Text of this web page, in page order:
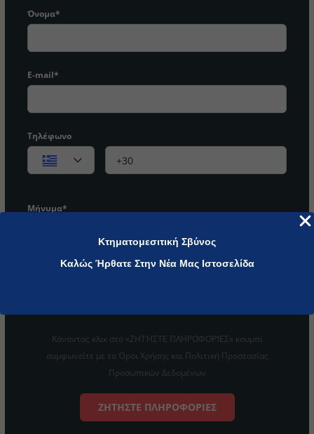
Κτηματομεσιτική Σβύνος
Καλώς Ήρθατε Στην Νέα Μας Ιστοσελίδα
Όνομα*
E-mail*
Τηλέφωνο
Μήνυμα*
Κάνοντας κλικ στο «ΖΗΤΉΣΤΕ ΠΛΗΡΟΦΟΡΊΕΣ» κουμπί
συμφωνείτε με το Όροι Χρήσης και Πολιτική Προστασίας
Προσωπικών Δεδομένων
ΖΗΤΉΣΤΕ ΠΛΗΡΟΦΟΡΊΕΣ